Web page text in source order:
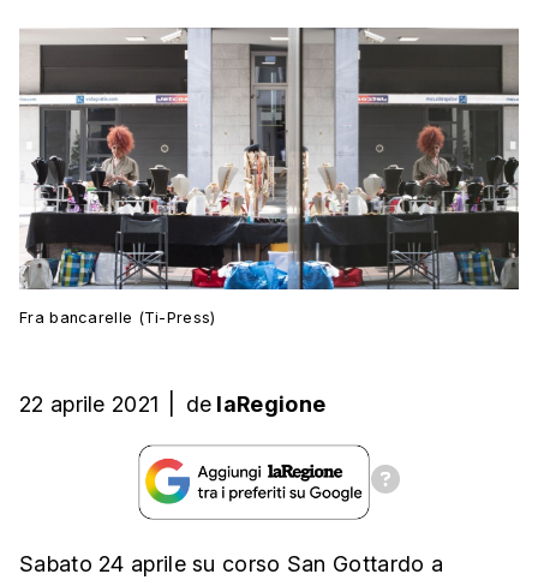
Fra bancarelle (Ti-Press)
22 aprile 2021 de laRegione
Sabato 24 aprile su corso San Gottardo a